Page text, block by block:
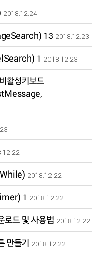
2018.12.24
13 2018.12.23
1 2018.12.23
활성키보드
2018.12.22
1 2018.12.22
로드 및 사용법 2018.12.22
만들기 2018.12.22